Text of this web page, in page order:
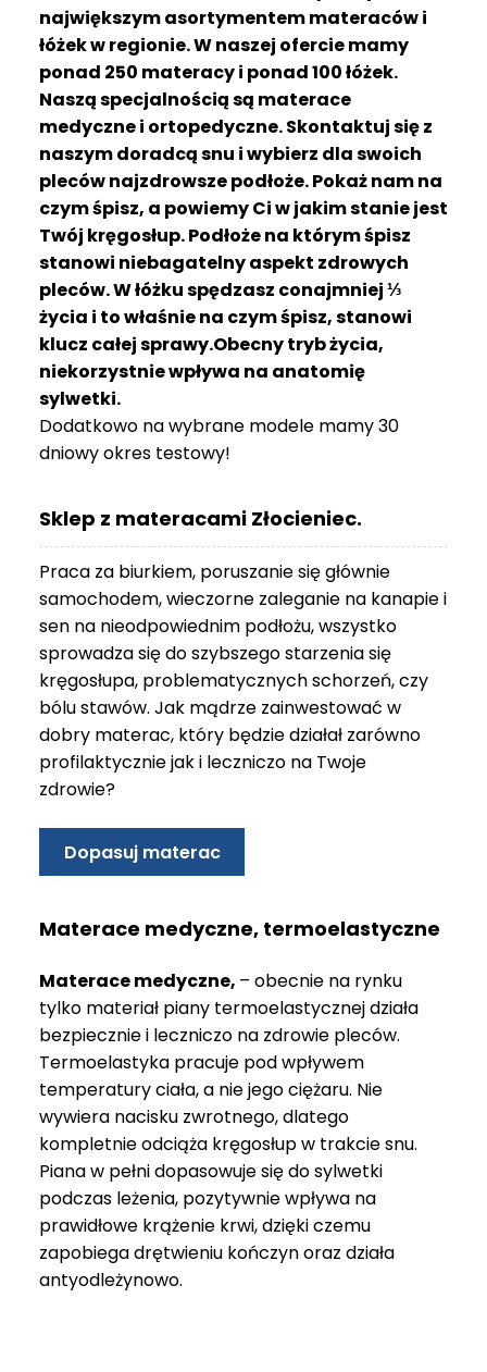
największym asortymentem materaców i
łóżek w regionie. W naszej ofercie mamy
ponad 250 materacy i ponad 100 łóżek.
Naszą specjalnością są materace
medyczne i ortopedyczne. Skontaktuj się z
naszym doradcą snu i wybierz dla swoich
pleców najzdrowsze podłoże. Pokaż nam na
czym śpisz, a powiemy Ci w jakim stanie jest
Twój kręgosłup. Podłoże na którym śpisz
stanowi niebagatelny aspekt zdrowych
pleców. W łóżku spędzasz conajmniej ⅓
życia i to właśnie na czym śpisz, stanowi
klucz całej sprawy.Obecny tryb życia,
niekorzystnie wpływa na anatomię
sylwetki.
Dodatkowo na wybrane modele mamy 30
dniowy okres testowy!
Sklep z materacami Złocieniec.
Praca za biurkiem, poruszanie się głównie
samochodem, wieczorne zaleganie na kanapie i
sen na nieodpowiednim podłożu, wszystko
sprowadza się do szybszego starzenia się
kręgosłupa, problematycznych schorzeń, czy
bólu stawów. Jak mądrze zainwestować w
dobry materac, który będzie działał zarówno
profilaktycznie jak i leczniczo na Twoje
zdrowie?
Dopasuj materac
Materace medyczne, termoelastyczne
Materace medyczne, – obecnie na rynku
tylko materiał piany termoelastycznej działa
bezpiecznie i leczniczo na zdrowie pleców.
Termoelastyka pracuje pod wpływem
temperatury ciała, a nie jego ciężaru. Nie
wywiera nacisku zwrotnego, dlatego
kompletnie odciąża kręgosłup w trakcie snu.
Piana w pełni dopasowuje się do sylwetki
podczas leżenia, pozytywnie wpływa na
prawidłowe krążenie krwi, dzięki czemu
zapobiega drętwieniu kończyn oraz działa
antyodleżynowo.